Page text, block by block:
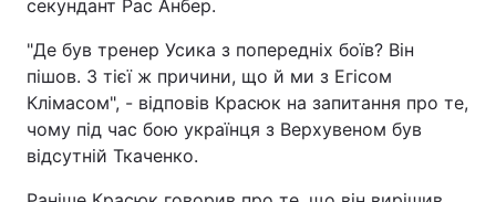
секундант Рас Анбер.
"Де був тренер Усика з попередніх боїв? Він
пішов. З тієї ж причини, що й ми з Егісом
Клімасом", - відповів Красюк на запитання про те,
чому під час бою українця з Верхувеном був
відсутній Ткаченко.